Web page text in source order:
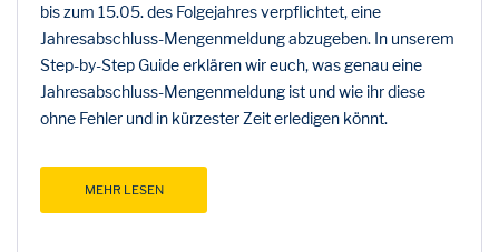
bis zum 15.05. des Folgejahres verpflichtet, eine
Jahresabschluss-Mengenmeldung abzugeben. In unserem
Step-by-Step Guide erklären wir euch, was genau eine
Jahresabschluss-Mengenmeldung ist und wie ihr diese
ohne Fehler und in kürzester Zeit erledigen könnt.
MEHR LESEN